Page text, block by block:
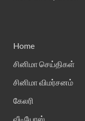
Home
சினிமா செய்திகள்
சினிமா விமர்சனம்
கேலரி
வீடியோஸ்